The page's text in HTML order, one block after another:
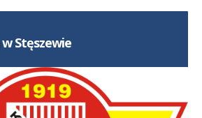
Stęszewie